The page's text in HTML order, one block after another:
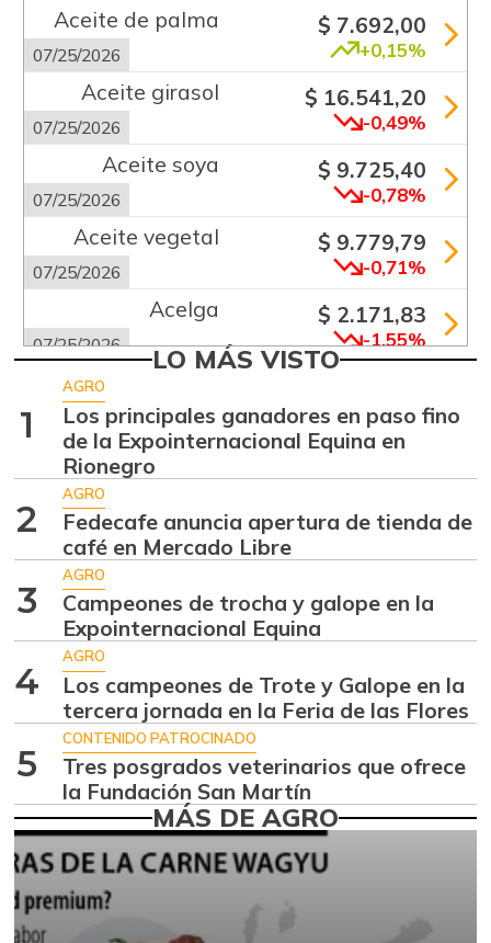
Aceite de palma
07/25/2026
$ 7.692,00
+0,15%
Aceite girasol
07/25/2026
$ 16.541,20
-0,49%
Aceite soya
07/25/2026
$ 9.725,40
-0,78%
Aceite vegetal
07/25/2026
$ 9.779,79
-0,71%
Acelga
07/25/2026
$ 2.171,83
-1,55%
Aguacate común
07/25/2026 +6,24%
Aguacate hass
07/25/2026
$ 7.289,10
-2,98%
Aguacate
papelillo
07/25/2026
Ahuyama
07/25/2026
$ 1.634,56
Ahuyamín
07/25/2026
$ 1.672,87
+7,50%
Ajo
07/25/2026
$ 6.102,86
-2,18%
Ají dulce
01/17/2015
$ 2.880,14
Ají topito dulce $ 3.229,50
LO MÁS VISTO
1
AGRO
Los principales ganadores en paso fino
de la Expointernacional Equina en
Rionegro
2
AGRO
Fedecafe anuncia apertura de tienda de
café en Mercado Libre
3
AGRO
Campeones de trocha y galope en la
Expointernacional Equina
4
AGRO
Los campeones de Trote y Galope en la
tercera jornada en la Feria de las Flores
5
CONTENIDO PATROCINADO
Tres posgrados veterinarios que ofrece
la Fundación San Martín
MÁS DE AGRO